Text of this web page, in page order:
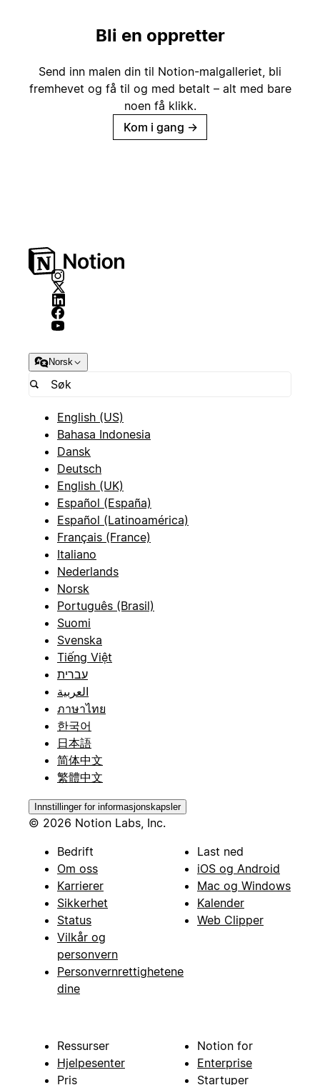
Bli en oppretter
Send inn malen din til Notion-malgalleriet, bli
fremhevet og få til og med betalt – alt med bare
noen få klikk.
Kom i gang →
Norsk
English (US)
Bahasa Indonesia
Dansk
Deutsch
English (UK)
Español (España)
Español (Latinoamérica)
Français (France)
Italiano
Nederlands
Norsk
Português (Brasil)
Suomi
Svenska
Tiếng Việt
עברית
العربية
ภาษาไทย
한국어
日本語
简体中文
繁體中文
Innstillinger for informasjonskapsler
© 2026 Notion Labs, Inc.
Bedrift
Om oss
Karrierer
Sikkerhet
Status
Vilkår og
personvern
Personvernrettighetene
dine
Last ned
iOS og Android
Mac og Windows
Kalender
Web Clipper
Ressurser
Hjelpesenter
Pris
Notion for
Enterprise
Startuper